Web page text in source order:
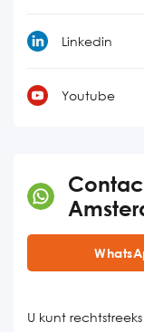
Linkedin
Youtube
U kunt